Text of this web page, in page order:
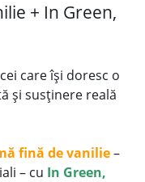
+ In Green,
care își doresc o
și susținere reală
fină de vanilie–
– cu In Green,